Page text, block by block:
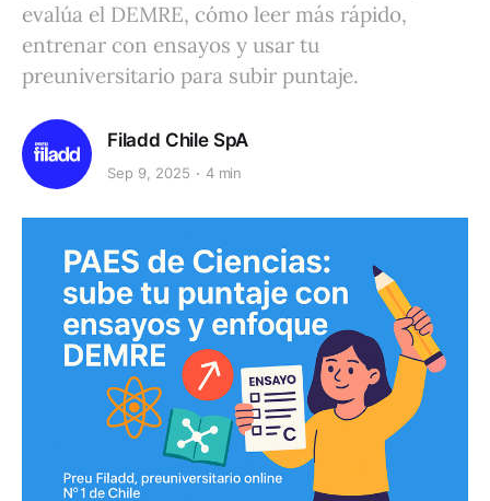
evalúa el DEMRE, cómo leer más rápido,
entrenar con ensayos y usar tu
preuniversitario para subir puntaje.
Filadd Chile SpA
Sep 9, 2025 4 min